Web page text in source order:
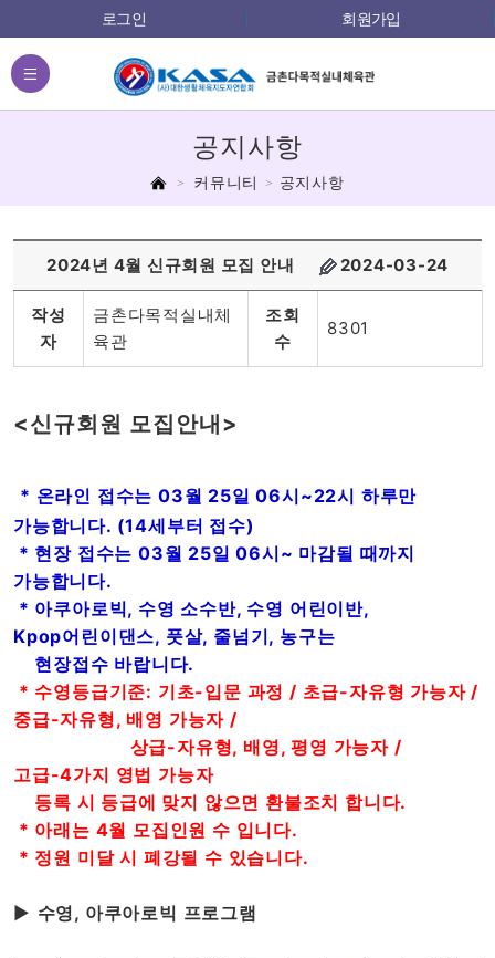
로그인 회원가입
전체메뉴
홈 커뮤니티 공지사항
공지사항
2024년 4월 신규회원 모집 안내 2024-03-24
작성
자
금촌다목적실내체
육관
조회
수
8301
<신규회원 모집안내>
* 온라인 접수는 03월 25일 06시~22시 하루만
가능합니다. (14세부터 접수)
* 현장 접수는 03월 25일 06시~ 마감될 때까지
가능합니다.
* 아쿠아로빅, 수영 소수반, 수영 어린이반,
Kpop어린이댄스, 풋살, 줄넘기, 농구는
현장접수 바랍니다.
* 수영등급기준: 기초-입문 과정 / 초급-자유형 가능자 /
중급-자유형, 배영 가능자 /
상급-자유형, 배영, 평영 가능자 /
고급-4가지 영법 가능자
등록 시 등급에 맞지 않으면 환불조치 합니다.
* 아래는 4월 모집인원 수 입니다.
* 정원 미달 시 폐강될 수 있습니다.
▶ 수영, 아쿠아로빅 프로그램